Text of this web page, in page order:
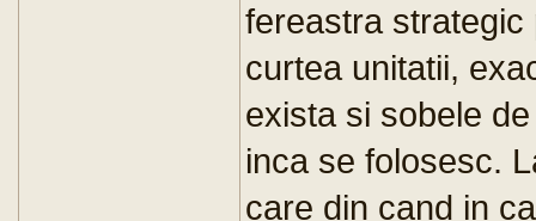
fereastra
curtea unitatii,
exista si sobele
inca se folosesc.
care din cand in